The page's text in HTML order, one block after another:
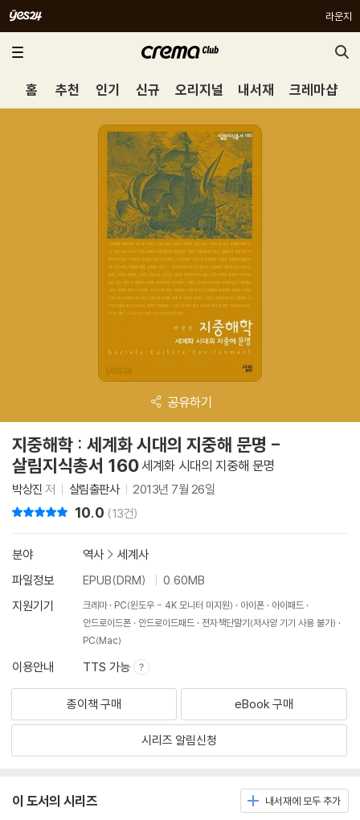
라운지
홈 추천 인기 신규 오리지널 내서재 크레마샵
공유하기
지중해학 : 세계화 시대의 지중해 문명 -
살림지식총서 160세계화 시대의 지중해 문명
박상진 저 살림출판사 2013년 7월 26일
10.0 (13건)
분야 역사> 세계사
파일정보
EPUB(DRM)
0.60MB
지원기기
크레마 PC(윈도우 - 4K 모니터 미지원) 아이폰
아이패드
안드로이드폰
안드로이드패드
전자책단말기(저사양 기기 사용 불가)
PC(Mac)
이용안내 TTS 가능
종이책 구매 eBook 구매
시리즈 알림신청
이 도서의 시리즈 내서재에 모두 추가